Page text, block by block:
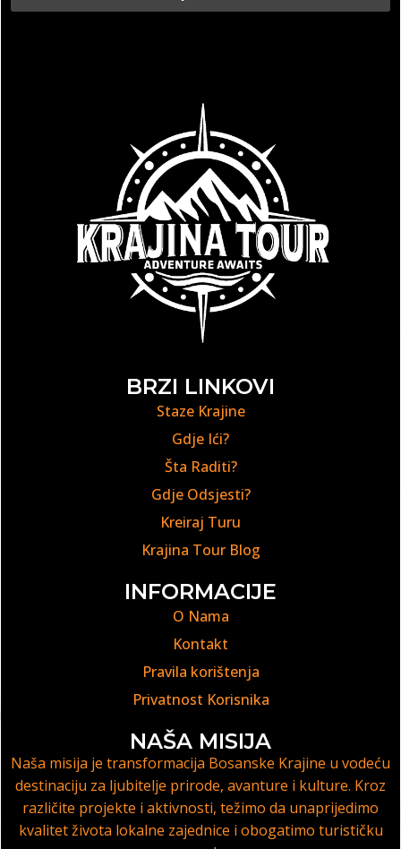
BRZI LINKOVI
Staze Krajine
Gdje Ići?
Šta Raditi?
Gdje Odsjesti?
Kreiraj Turu
Krajina Tour Blog
INFORMACIJE
O Nama
Kontakt
Pravila korištenja
Privatnost Korisnika
NAŠA MISIJA
Naša misija je transformacija Bosanske Krajine u vodeću
destinaciju za ljubitelje prirode, avanture i kulture. Kroz
različite projekte i aktivnosti, težimo da unaprijedimo
kvalitet života lokalne zajednice i obogatimo turističku